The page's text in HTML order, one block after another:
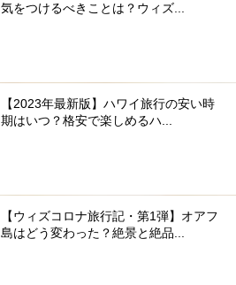
気をつけるべきことは？ウィズ...
【2023年最新版】ハワイ旅行の安い時
期はいつ？格安で楽しめるハ...
【ウィズコロナ旅行記・第1弾】オアフ
島はどう変わった？絶景と絶品...